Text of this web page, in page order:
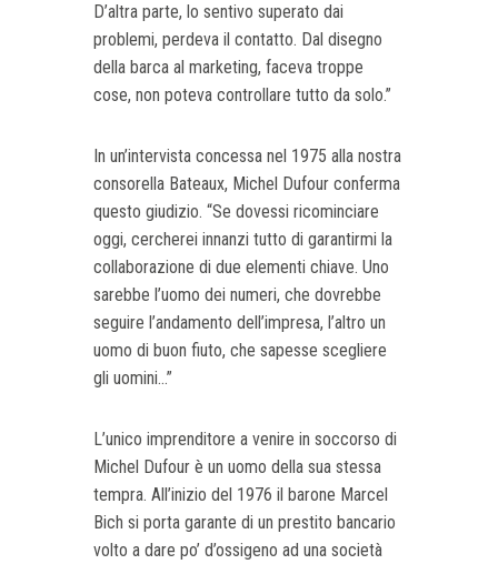
D’altra parte, lo sentivo superato dai
problemi, perdeva il contatto. Dal disegno
della barca al marketing, faceva troppe
cose, non poteva controllare tutto da solo.”
In un’intervista concessa nel 1975 alla nostra
consorella Bateaux, Michel Dufour conferma
questo giudizio. “Se dovessi ricominciare
oggi, cercherei innanzi tutto di garantirmi la
collaborazione di due elementi chiave. Uno
sarebbe l’uomo dei numeri, che dovrebbe
seguire l’andamento dell’impresa, l’altro un
uomo di buon fiuto, che sapesse scegliere
gli uomini...”
L’unico imprenditore a venire in soccorso di
Michel Dufour è un uomo della sua stessa
tempra. All’inizio del 1976 il barone Marcel
Bich si porta garante di un prestito bancario
volto a dare po’ d’ossigeno ad una società